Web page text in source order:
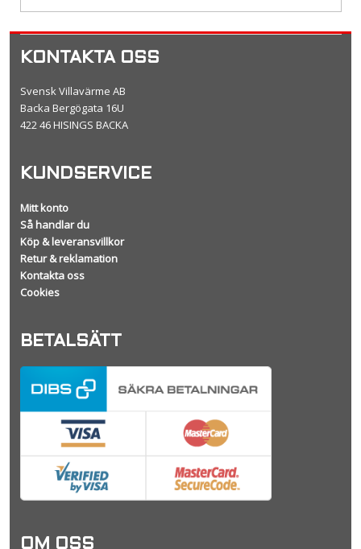
KONTAKTA OSS
Svensk Villavärme AB
Backa Bergögata 16U
422 46 HISINGS BACKA
KUNDSERVICE
Mitt konto
Så handlar du
Köp & leveransvillkor
Retur & reklamation
Kontakta oss
Cookies
BETALSÄTT
OM OSS